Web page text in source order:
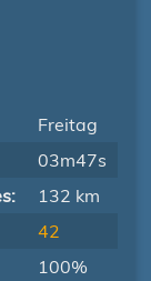
Freitag
03m47s
132 km
42
100%